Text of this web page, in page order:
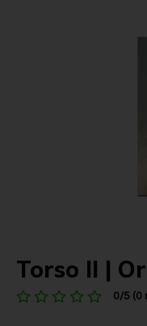
Torso II |
0/5 (0